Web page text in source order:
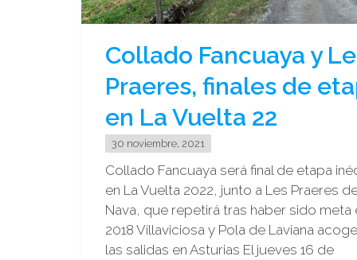
Collado Fancuaya y
Praeres, finales de
en La Vuelta 22
30 noviembre, 2021
Collado Fancuaya será final de etapa
en La Vuelta 2022, junto a Les Praeres
Nava, que repetirá tras haber sido meta
2018 Villaviciosa y Pola de Laviana
las salidas en Asturias El jueves 16 de